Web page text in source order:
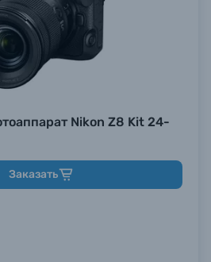
Nikon Z8 Kit 24-
Заказать